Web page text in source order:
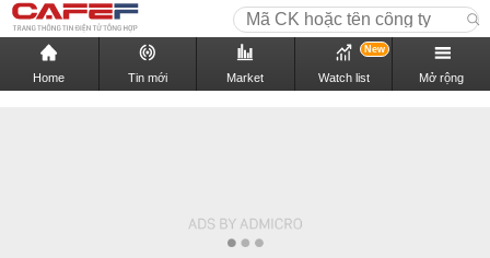
Home Tin mới Market Watch list
New
Mở rộng